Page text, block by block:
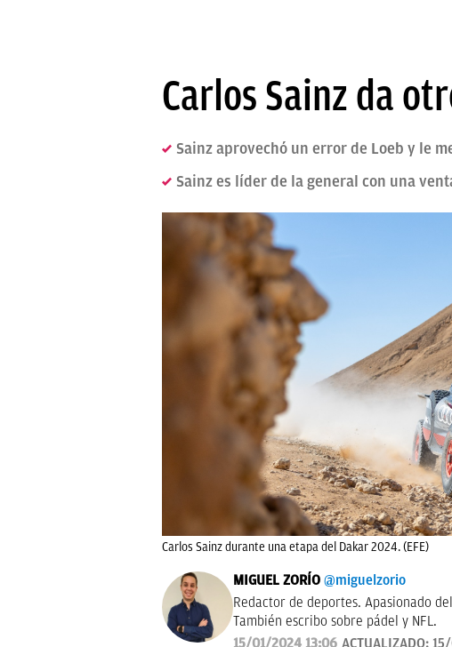
Carlos Sainz da
Sainz aprovechó un error de Loeb y le
Sainz es líder de la general con una
Carlos Sainz durante una etapa del Dakar 2024. (EFE)
MIGUEL ZORÍO @miguelzorio
Redactor de deportes. Apasionado
También escribo sobre pádel y NFL.
15/01/2024 13:06 ACTUALIZADO: